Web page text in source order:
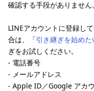
確認する手段がありません。
LINEアカウントに登録し
合は、「引き継ぎを始めた
ぎをお試しください。
- 電話番号
- メールアドレス
- Apple ID／Google アカ